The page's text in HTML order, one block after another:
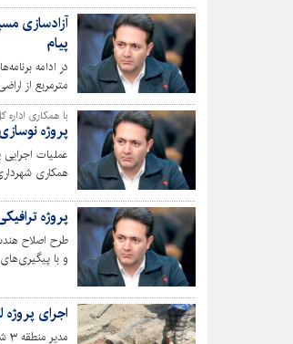
پیام
مترمربع از
ساکنان چندین
با همکاری اداره
پروژه
عملیات
همکاری شهرداری منطقه ۳ و اداره کل راه و شهرسازی استان البرز
پروژه ترافیکی
طرح اصلاح
و با پیگیری‌های مدیر منطقه ۳ شهرداری
اجرای پروژه